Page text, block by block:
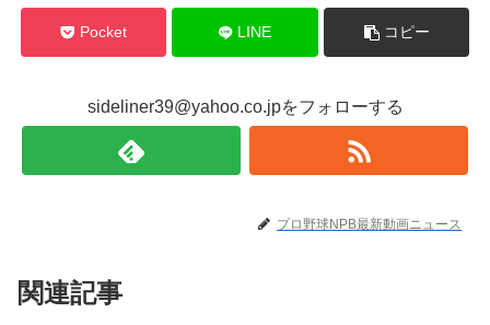
Pocket LINE コピー
sideliner39@yahoo.co.jpをフォローする
プロ野球NPB最新動画ニュース
関連記事